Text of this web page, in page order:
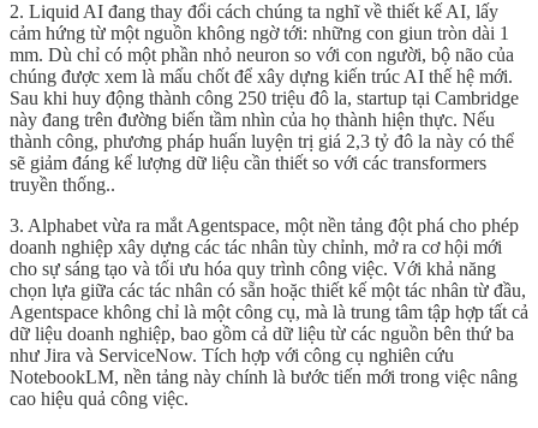
2. Liquid AI đang thay đổi cách chúng ta nghĩ về thiết kế AI, lấy
cảm hứng từ một nguồn không ngờ tới: những con giun tròn dài 1
mm. Dù chỉ có một phần nhỏ neuron so với con người, bộ não của
chúng được xem là mấu chốt để xây dựng kiến trúc AI thế hệ mới.
Sau khi huy động thành công 250 triệu đô la, startup tại Cambridge
này đang trên đường biến tầm nhìn của họ thành hiện thực. Nếu
thành công, phương pháp huấn luyện trị giá 2,3 tỷ đô la này có thể
sẽ giảm đáng kể lượng dữ liệu cần thiết so với các transformers
truyền thống..
3. Alphabet vừa ra mắt Agentspace, một nền tảng đột phá cho phép
doanh nghiệp xây dựng các tác nhân tùy chỉnh, mở ra cơ hội mới
cho sự sáng tạo và tối ưu hóa quy trình công việc. Với khả năng
chọn lựa giữa các tác nhân có sẵn hoặc thiết kế một tác nhân từ đầu,
Agentspace không chỉ là một công cụ, mà là trung tâm tập hợp tất cả
dữ liệu doanh nghiệp, bao gồm cả dữ liệu từ các nguồn bên thứ ba
như Jira và ServiceNow. Tích hợp với công cụ nghiên cứu
NotebookLM, nền tảng này chính là bước tiến mới trong việc nâng
cao hiệu quả công việc.